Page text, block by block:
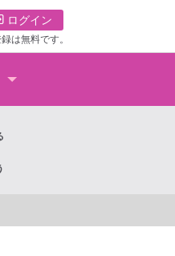
ログイン
は無料です。